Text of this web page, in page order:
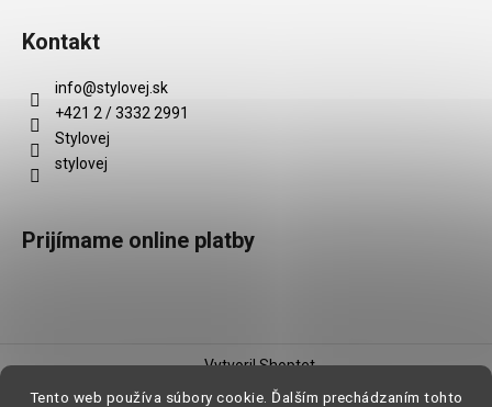
Tento web používa súbory cookie. Ďalším prechádzaním tohto
Kontakt
info@stylovej.sk
+421 2 / 3332 2991
Stylovej
stylovej
Prijímame online platby
Vytvoril Shoptet
Copyright 2026 Stylovej. Všetky práva vyhradené.